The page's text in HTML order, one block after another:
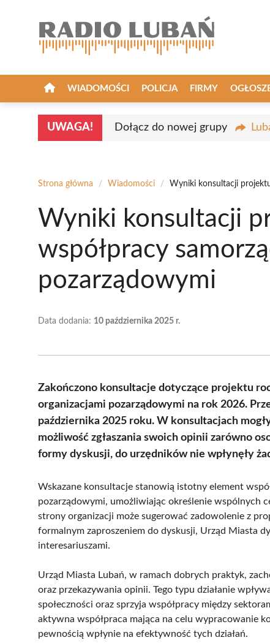
WIADOMOŚCI POLICJA FIRMY
UWAGA! Dołącz do nowej grupy
Strona główna / Wiadomości / Wyniki konsultacji
Wyniki konsultacji
współpracy
pozarządowymi
Data dodania: 10 października 2025 r.
Zakończono konsultacje dotyczące projektu
organizacjami pozarządowymi na rok 2026.
października 2025 roku. W konsultacjach
możliwość zgłaszania swoich opinii zarówno
formy dyskusji, do urzędników nie wpłynęły
Wskazane konsultacje stanowią istotny element
pozarządowymi, umożliwiając określenie wspólnych
strony organizacji może sugerować zadowolenie z
formalnym zaproszeniem do dyskusji, Urząd Miasta
interesariuszami.
Urząd Miasta Lubań, w ramach dobrych praktyk,
oraz przekazywania opinii. Tego typu działanie
społeczności oraz sprzyja współpracy między
aktywna współpraca mająca na celu wypracowanie
pewnością wpłynie na efektywność tych działań.